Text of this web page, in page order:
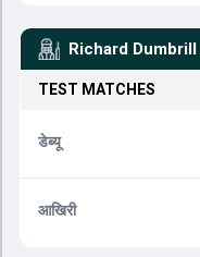
Richard Dumbrill
TEST MATCHES
डेब्यू
आखिरी